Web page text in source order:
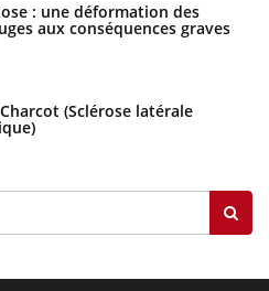
: une déformation des
aux conséquences graves
(Sclérose latérale